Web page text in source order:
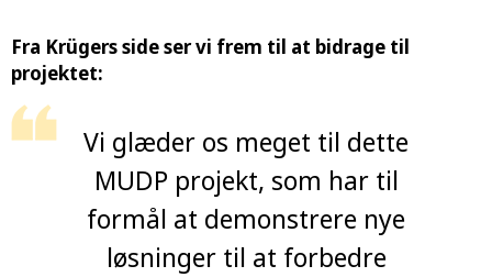
Fra Krügers side ser vi frem til at bidrage til
projektet:
Vi glæder os meget til dette
MUDP projekt, som har til
formål at demonstrere nye
løsninger til at forbedre